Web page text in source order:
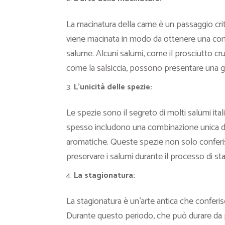
La macinatura della carne è un passaggio
viene macinata in modo da ottenere una
salume. Alcuni salumi, come il prosciutto
come la salsiccia, possono presentare una
L’unicità delle spezie:
Le spezie sono il segreto di molti salumi
spesso includono una combinazione
aromatiche. Queste spezie non solo
preservare i salumi durante il processo di
La stagionatura:
La stagionatura è un’arte antica che
Durante questo periodo, che può durare